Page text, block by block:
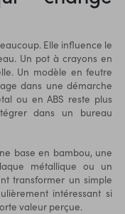
Elle influence le
Un pot à crayons en
Un modèle en feutre
dans une démarche
ou en ABS reste plus
dans un bureau
base en bambou, une
métallique ou un
transformer un simple
intéressant si
valeur perçue.